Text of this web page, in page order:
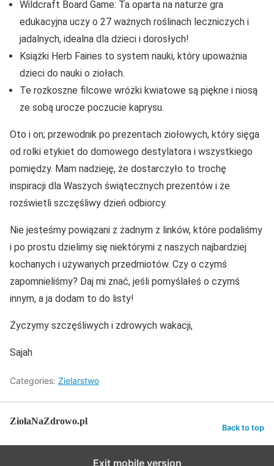
Wildcraft Board Game: Ta oparta na naturze gra
edukacyjna uczy o 27 ważnych roślinach leczniczych i
jadalnych, idealna dla dzieci i dorosłych!
Książki Herb Fairies to system nauki, który upoważnia
dzieci do nauki o ziołach.
Te rozkoszne filcowe wróżki kwiatowe są piękne i niosą
ze sobą urocze poczucie kaprysu.
Oto i on; przewodnik po prezentach ziołowych, który sięga
od rolki etykiet do domowego destylatora i wszystkiego
pomiędzy. Mam nadzieję, że dostarczyło to trochę
inspiracji dla Waszych świątecznych prezentów i że
rozświetli szczęśliwy dzień odbiorcy.
Nie jesteśmy powiązani z żadnym z linków, które podaliśmy
i po prostu dzielimy się niektórymi z naszych najbardziej
kochanych i używanych przedmiotów. Czy o czymś
zapomnieliśmy? Daj mi znać, jeśli pomyślałeś o czymś
innym, a ja dodam to do listy!
Życzymy szczęśliwych i zdrowych wakacji,
Sajah
Categories: Zielarstwo
ZiołaNaZdrowo.pl
Back to top
Exit mobile version